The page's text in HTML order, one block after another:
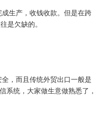
生产，收钱收款。但是在跨
是欠缺的。
，而且传统外贸出口一般是
系统，大家做生意做熟悉了，